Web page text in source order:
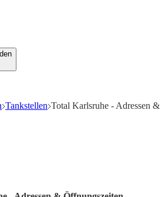
Tankstellen Total Karlsruhe - Adressen &